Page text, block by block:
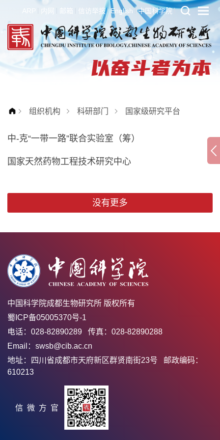
ARP 内网 邮箱 信访举报 English 中国科学院
组织机构 科研部门 国家级研究平台
中-克“一带一路”联合实验室（筹）
国家天然药物工程技术研究中心
没有更多
中国科学院成都生物研究所 版权所有
蜀ICP备05005370号-1
电话：028-82890289 传真：028-82890288
Email：swsb@cib.ac.cn
地址：四川省成都市天府新区群贤南街23号 邮政编码：
610213
官方微信